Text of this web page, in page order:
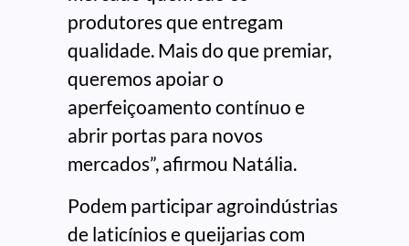
produtores que entregam
qualidade. Mais do que premiar,
queremos apoiar o
aperfeiçoamento contínuo e
abrir portas para novos
mercados”, afirmou Natália.
Podem participar agroindústrias
de laticínios e queijarias com